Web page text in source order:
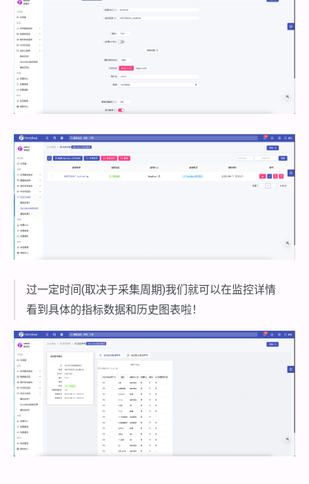
过一定时间(取决于采集周期)我们就可以在监控详情
看到具体的指标数据和历史图表啦！